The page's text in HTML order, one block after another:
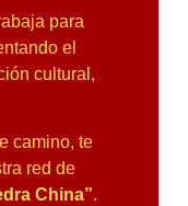
para
el
cultural,
camino, te
red de
China”.